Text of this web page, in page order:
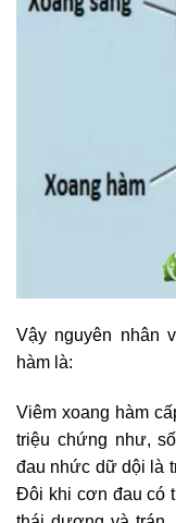
Vậy nguyên nhân
hàm là:
Viêm xoang hàm
triệu chứng như,
đau nhức dữ dội là
Đôi khi cơn đau có